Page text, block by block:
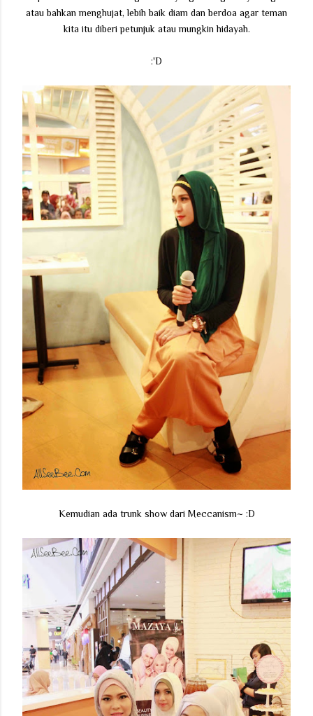
atau bahkan menghujat, lebih baik diam dan berdoa agar teman
kita itu diberi petunjuk atau mungkin hidayah.
:'D
Kemudian ada trunk show dari Meccanism~ :D